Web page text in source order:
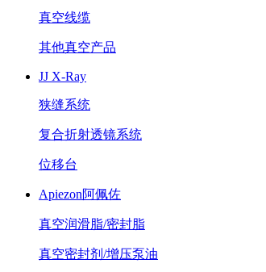
真空线缆
其他真空产品
JJ X-Ray
狭缝系统
复合折射透镜系统
位移台
Apiezon阿佩佐
真空润滑脂/密封脂
真空密封剂/增压泵油